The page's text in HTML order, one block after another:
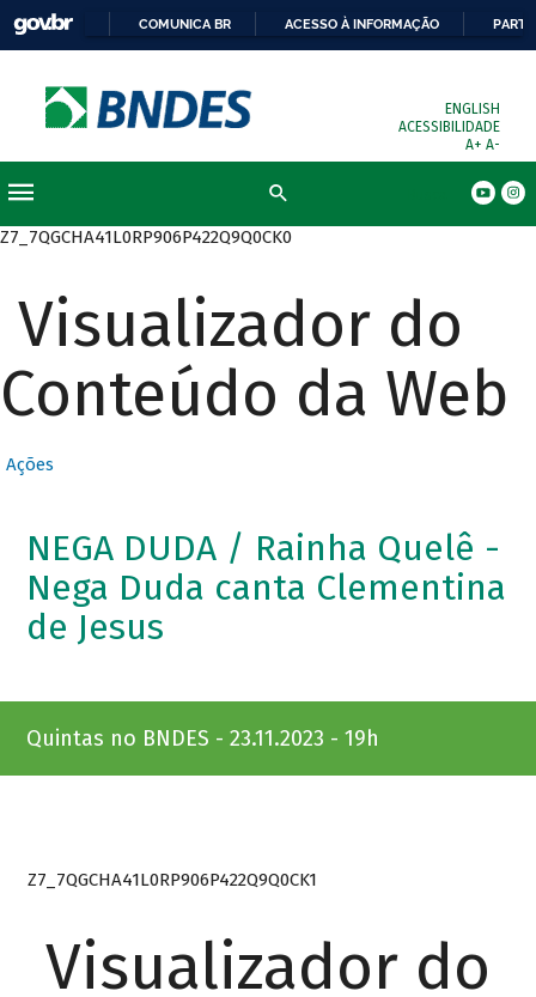
COMUNICA BR ACESSO À INFORMAÇÃO
ENGLISH
ACESSIBILIDADE
A+ A-
Z7_7QGCHA41L0RP906P422Q9Q0CK0
Visualizador do
Conteúdo da Web
Ações
NEGA DUDA / Rainha Quelê -
Nega Duda canta Clementina
de Jesus
Quintas no BNDES - 23.11.2023 - 19h
Z7_7QGCHA41L0RP906P422Q9Q0CK1
Visualizador do